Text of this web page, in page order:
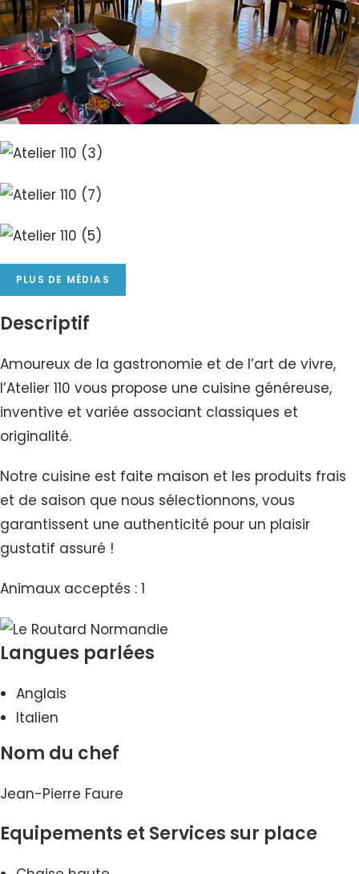
PLUS DE MÉDIAS
Descriptif
Amoureux de la gastronomie et de l’art de vivre,
l’Atelier 110 vous propose une cuisine généreuse,
inventive et variée associant classiques et
originalité.
Notre cuisine est faite maison et les produits frais
et de saison que nous sélectionnons, vous
garantissent une authenticité pour un plaisir
gustatif assuré !
Animaux acceptés : 1
Langues parlées
Anglais
Italien
Nom du chef
Jean-Pierre Faure
Equipements et Services sur place